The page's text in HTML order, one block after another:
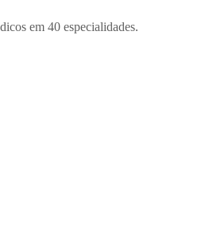
em 40 especialidades.